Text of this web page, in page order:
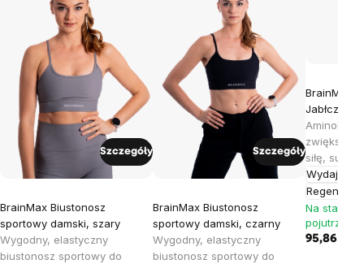
BrainMax Biustonosz
sportowy damski, szary
Wygodny, elastyczny
biustonosz sportowy do
Szczegóły
BrainMax Biustonosz
sportowy damski, czarny
Wygodny, elastyczny
biustonosz sportowy do
Szczegóły
BrainMax
Jabłczan
siłę,
Na stanie
pojutrze
95,86 zł